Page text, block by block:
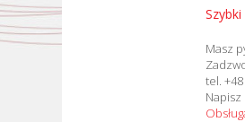
Masz
tel.
Napisz